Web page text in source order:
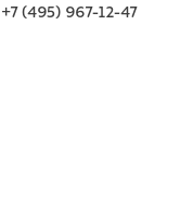
+7 (495) 967-12-47